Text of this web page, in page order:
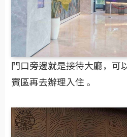
門口旁邊就是接待大廳，可
賓區再去辦理入住 。